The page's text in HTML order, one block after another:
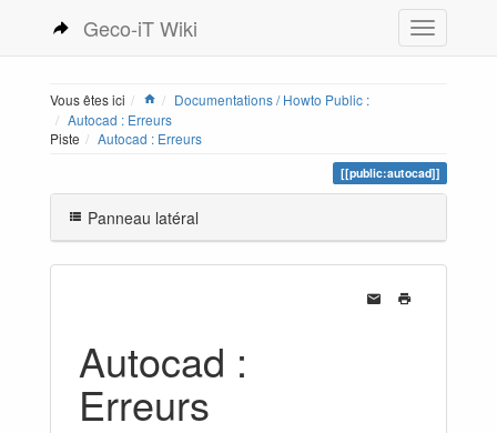
Geco-iT Wiki
Vous êtes ici
Documentations / Howto Public :
Autocad : Erreurs
Piste
Autocad : Erreurs
[[public:autocad]]
Panneau latéral
Autocad :
Erreurs